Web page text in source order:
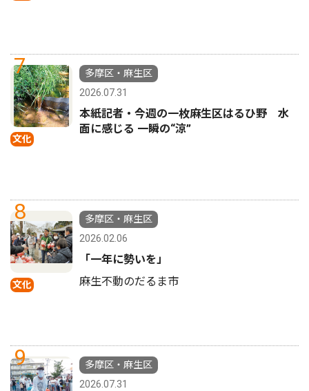
7
文化
多摩区・麻生区
2026.07.31
本紙記者・今週の一枚麻生区はるひ野 水
面に感じる 一瞬の“涼”
8
文化
多摩区・麻生区
2026.02.06
「一年に勢いを」
麻生不動のだるま市
9
多摩区・麻生区
2026.07.31